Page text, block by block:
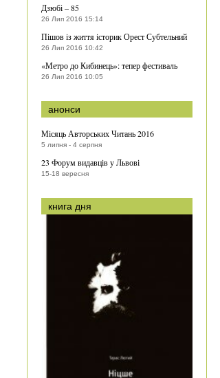
Дзюбі – 85
26 Лип 2016 15:14
Пішов із життя історик Орест Субтельний
26 Лип 2016 10:42
«Метро до Кибинець»: тепер фестиваль
26 Лип 2016 10:05
анонси
Місяць Авторських Читань 2016
5 липня - 4 серпня
23 Форум видавців у Львові
15-18 вересня
книга дня